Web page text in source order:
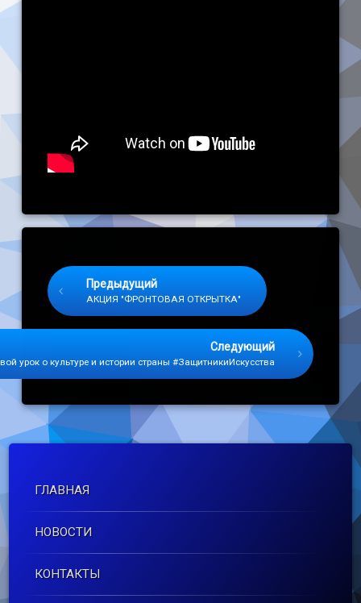
Предыдущий
АКЦИЯ "ФРОНТОВАЯ ОТКРЫТКА"
Следующий
урок о культуре и истории страны #ЗащитникиИскусства
ГЛАВНАЯ
НОВОСТИ
КОНТАКТЫ